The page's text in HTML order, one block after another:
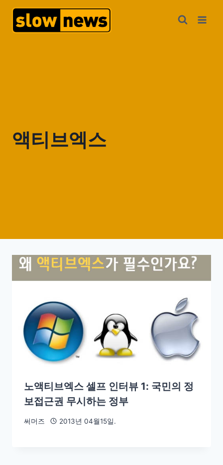
액티브엑스
노액티브엑스 셀프 인터뷰 1: 국민의 정
보접근권 무시하는 정부
써머즈 2013년 04월15일.